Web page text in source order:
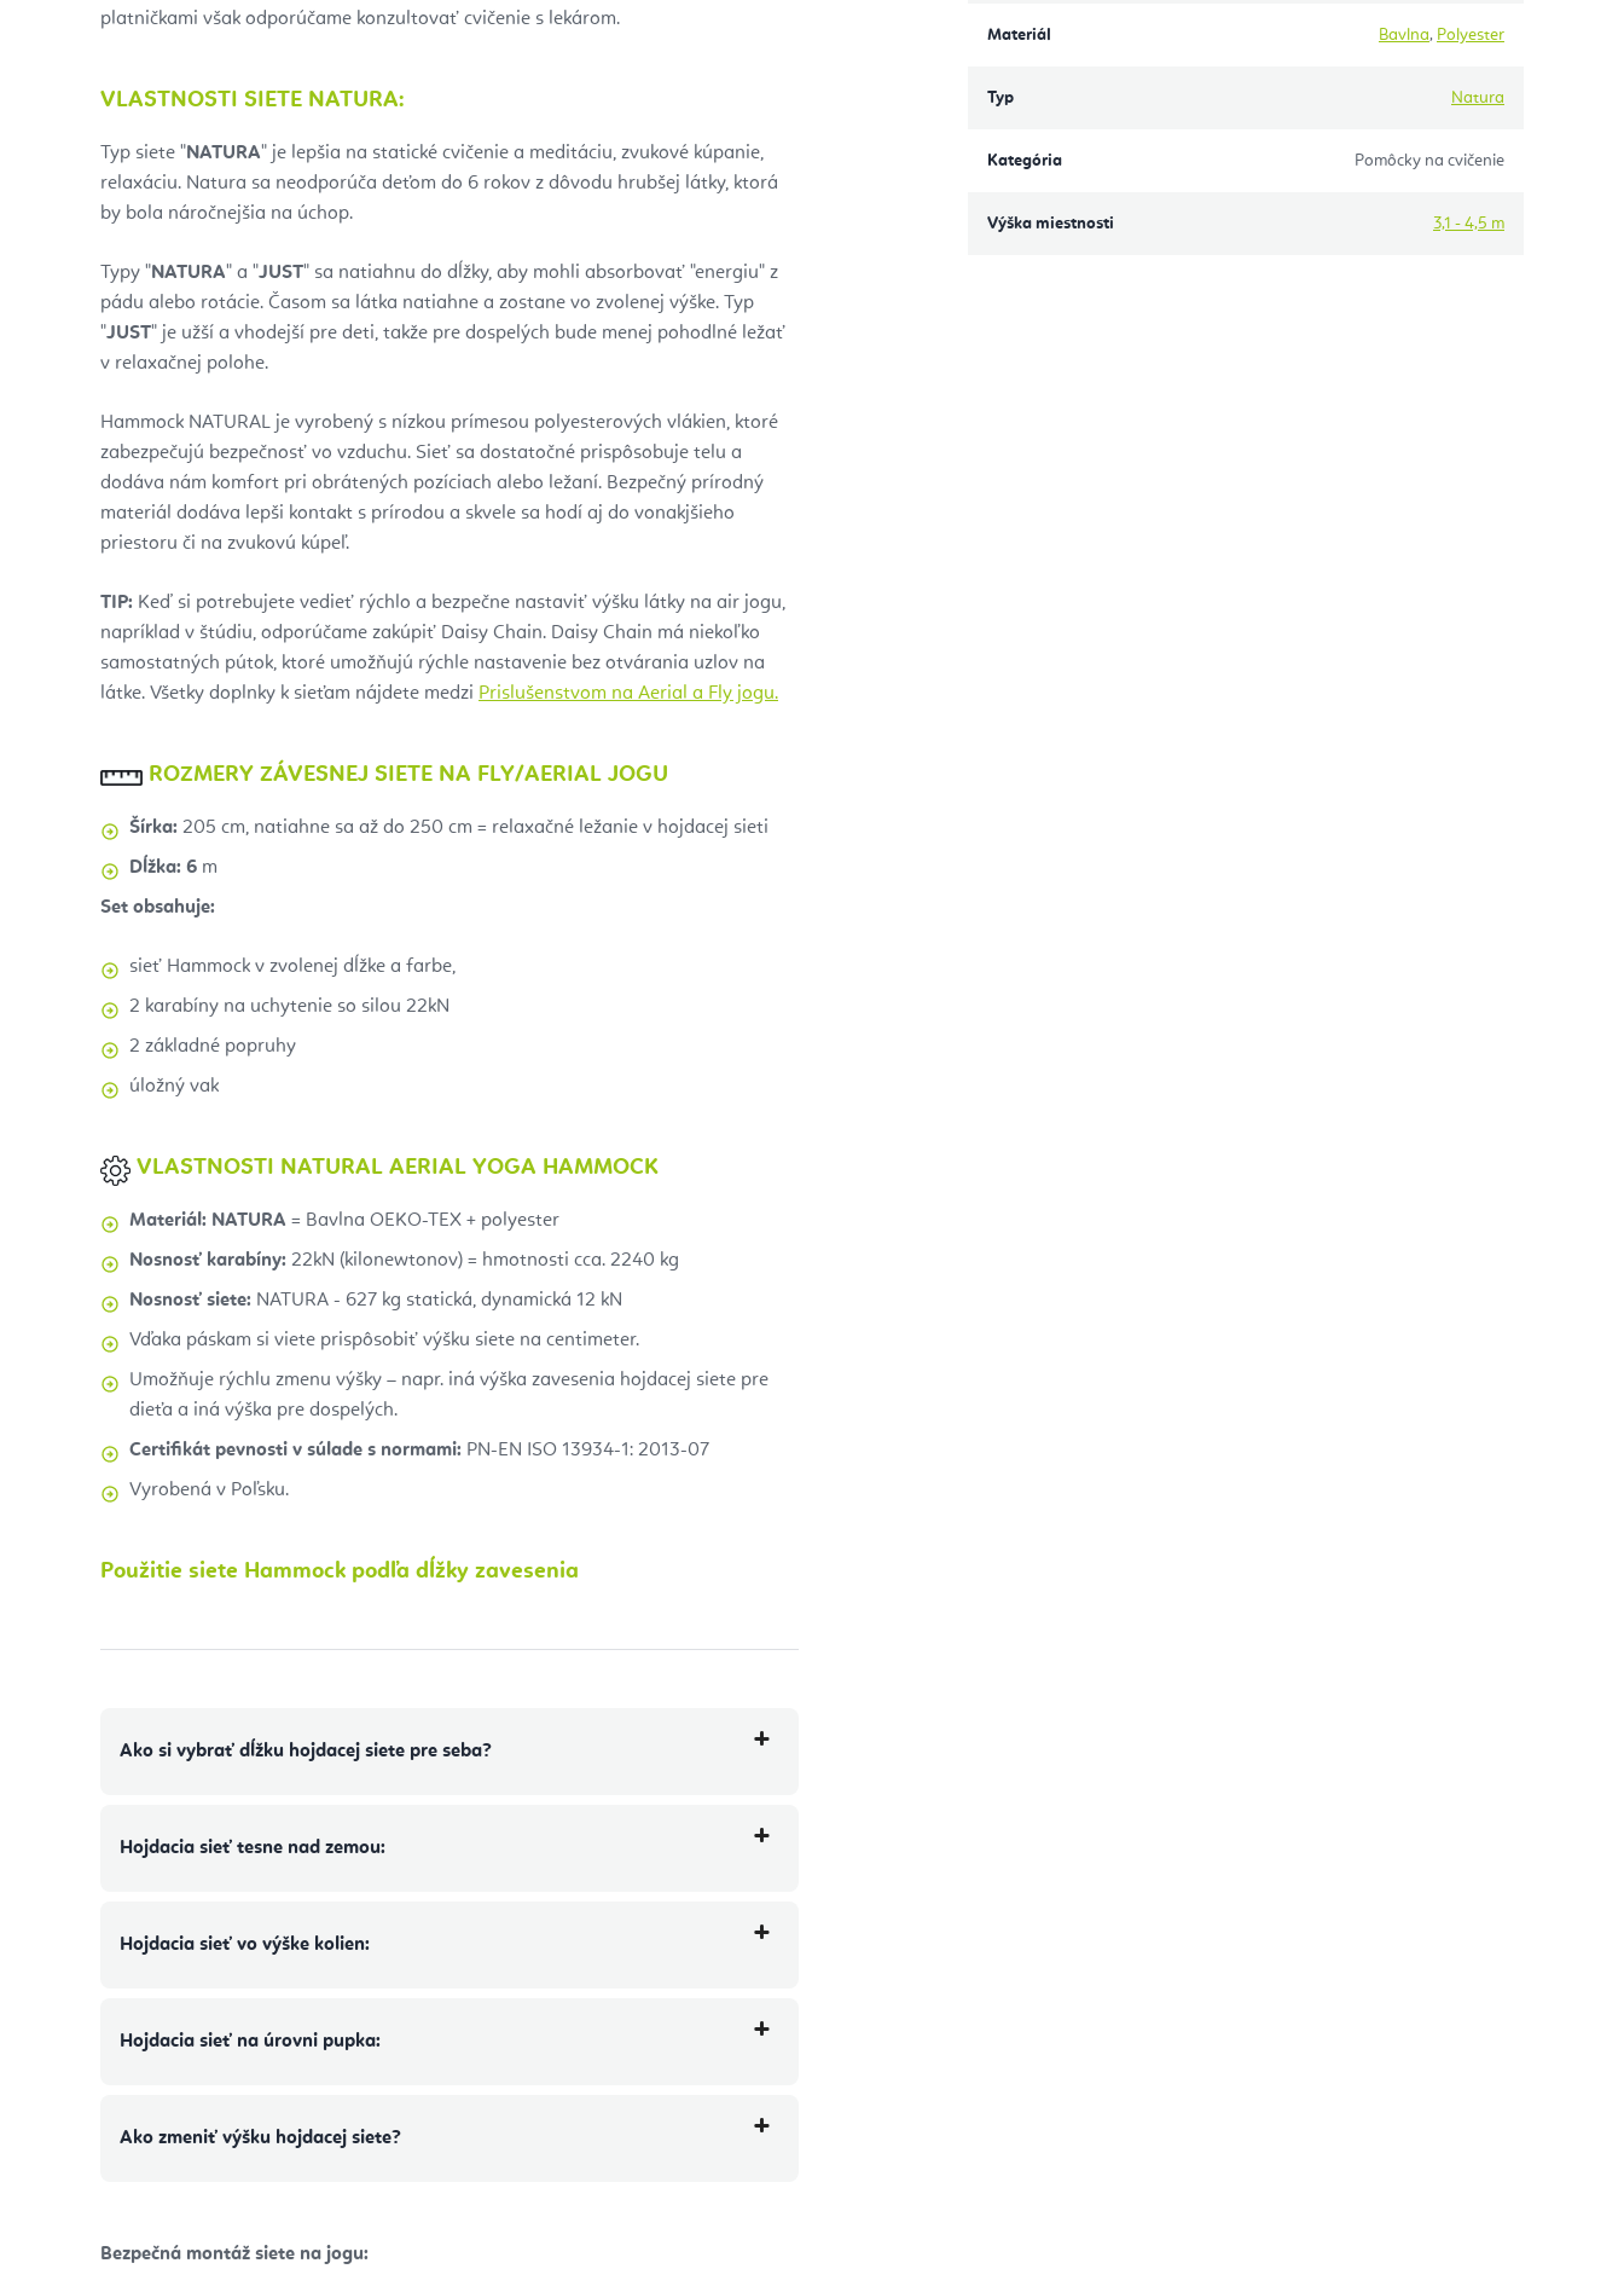
platničkami však odporúčame konzultovať cvičenie s lekárom.
VLASTNOSTI SIETE NATURA:
Typ siete "NATURA" je lepšia na statické cvičenie a meditáciu, zvukové kúpanie,
relaxáciu. Natura sa neodporúča deťom do 6 rokov z dôvodu hrubšej látky, ktorá
by bola náročnejšia na úchop.
Typy "NATURA" a "JUST" sa natiahnu do dĺžky, aby mohli absorbovať "energiu" z
pádu alebo rotácie. Časom sa látka natiahne a zostane vo zvolenej výške. Typ
"JUST" je užší a vhodejší pre deti, takže pre dospelých bude menej pohodlné ležať
v relaxačnej polohe.
Hammock NATURAL je vyrobený s nízkou prímesou polyesterových vlákien, ktoré
zabezpečujú bezpečnosť vo vzduchu. Sieť sa dostatočné prispôsobuje telu a
dodáva nám komfort pri obrátených pozíciach alebo ležaní. Bezpečný prírodný
materiál dodáva lepši kontakt s prírodou a skvele sa hodí aj do vonakjšieho
priestoru či na zvukovú kúpeľ.
TIP: Keď si potrebujete vedieť rýchlo a bezpečne nastaviť výšku látky na air jogu,
napríklad v štúdiu, odporúčame zakúpiť Daisy Chain. Daisy Chain má niekoľko
samostatných pútok, ktoré umožňujú rýchle nastavenie bez otvárania uzlov na
látke. Všetky doplnky k sieťam nájdete medzi Prislušenstvom na Aerial a Fly jogu.
ROZMERY ZÁVESNEJ SIETE NA FLY/AERIAL JOGU
Šírka: 205 cm, natiahne sa až do 250 cm = relaxačné ležanie v hojdacej sieti
Dĺžka: 6 m
Set obsahuje:
sieť Hammock v zvolenej dĺžke a farbe,
2 karabíny na uchytenie so silou 22kN
2 základné popruhy
úložný vak
VLASTNOSTI NATURAL AERIAL YOGA HAMMOCK
Materiál: NATURA = Bavlna OEKO-TEX + polyester
Nosnosť karabíny: 22kN (kilonewtonov) = hmotnosti cca. 2240 kg
Nosnosť siete: NATURA - 627 kg statická, dynamická 12 kN
Vďaka páskam si viete prispôsobiť výšku siete na centimeter.
Umožňuje rýchlu zmenu výšky – napr. iná výška zavesenia hojdacej siete pre
dieťa a iná výška pre dospelých.
Certifikát pevnosti v súlade s normami: PN-EN ISO 13934-1: 2013-07
Vyrobená v Poľsku.
Použitie siete Hammock podľa dĺžky zavesenia
Ako si vybrať dĺžku hojdacej siete pre seba?
Hojdacia sieť tesne nad zemou:
Hojdacia sieť vo výške kolien:
Hojdacia sieť na úrovni pupka:
Ako zmeniť výšku hojdacej siete?
Bezpečná montáž siete na jogu:
Materiál Bavlna, Polyester
Typ Natura
Kategória Pomôcky na cvičenie
Výška miestnosti 3,1 - 4,5 m